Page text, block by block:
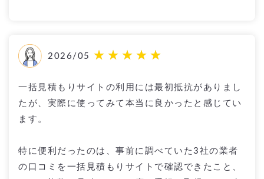
2026/05
一括見積もりサイトの利用には最初抵抗がありまし
たが、実際に使ってみて本当に良かったと感じてい
ます。
特に便利だったのは、事前に調べていた3社の業者
の口コミを一括見積もりサイトで確認できたこと、